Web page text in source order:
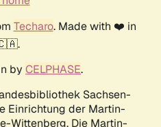
Techaro. Made with ❤️ in
by CELPHASE.
Sachsen-
Einrichtung der Martin-
Wittenberg. Die Martin-